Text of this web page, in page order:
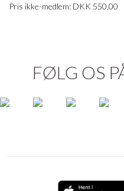
Pris ikke-medlem: DKK 550,00
FØLG OS